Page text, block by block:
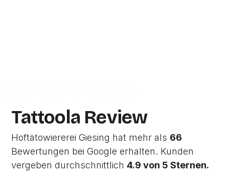
Tattoola Review
Hoftätowiererei Giesing hat mehr als 66
Bewertungen bei Google erhalten. Kunden
vergeben durchschnittlich4.9 von 5 Sternen.